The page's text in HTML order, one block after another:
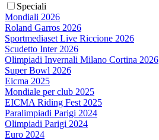
Speciali
Mondiali 2026
Roland Garros 2026
Sportmediaset Live Riccione 2026
Scudetto Inter 2026
Olimpiadi Invernali Milano Cortina 2026
Super Bowl 2026
Eicma 2025
Mondiale per club 2025
EICMA Riding Fest 2025
Paralimpiadi Parigi 2024
Olimpiadi Parigi 2024
Euro 2024